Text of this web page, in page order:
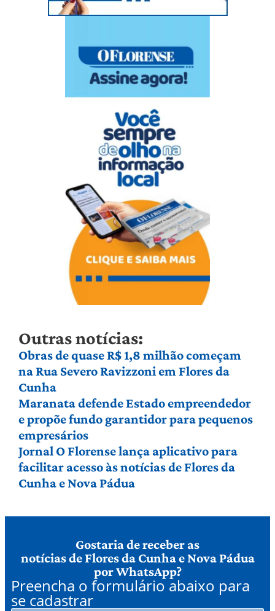
Outras notícias:
Obras de quase R$ 1,8 milhão começam
na Rua Severo Ravizzoni em Flores da
Cunha
Maranata defende Estado empreendedor
e propõe fundo garantidor para pequenos
empresários
Jornal O Florense lança aplicativo para
facilitar acesso às notícias de Flores da
Cunha e Nova Pádua
Gostaria de receber as
notícias de Flores da Cunha e Nova Pádua
por WhatsApp?
Preencha o formulário abaixo para
se cadastrar